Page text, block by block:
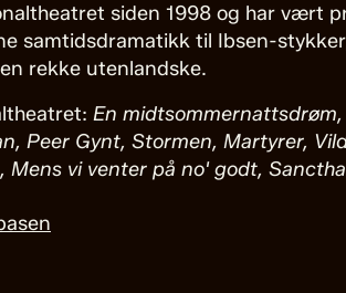
siden 1998 og har vært
samtidsdramatikk til Ibsen-
rekke utenlandske.
En
Peer Gynt, Stormen, Martyrer,
Mens vi venter på no' godt,